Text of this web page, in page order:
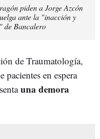
piden a Jorge Azcón
ante la "inacción y
de Bancalero
de Traumatología,
en espera
una demora